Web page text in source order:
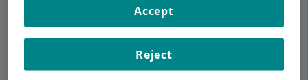
Horari
Reject
Accept